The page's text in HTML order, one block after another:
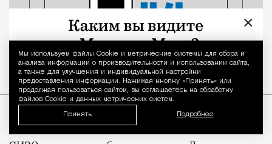
Уведомление
Мы используем файлы Сookie и метрические системы для сбора и
анализа информации о производительности и использовании сайта,
а также для улучшения и индивидуальной настройки
предоставления информации. Нажимая кнопку «Принять» или
продолжая пользоваться сайтом, вы соглашаетесь на обработку
файлов Cookie и данных метрических систем.
Принять Подробнее
Ранее этим летом поаналогичным
×